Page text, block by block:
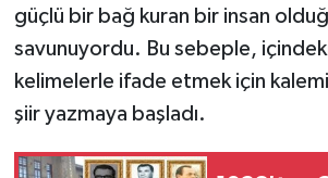
güçlü bir bağ kuran bir insan
savunuyordu. Bu sebeple, içindeki
kelimelerle ifade etmek için
şiir yazmaya başladı.